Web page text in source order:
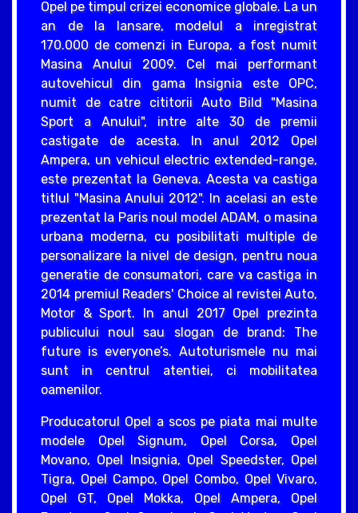
Opel pe timpul crizei economice globale. La un
an de la lansare, modelul a inregistrat
170.000 de comenzi in Europa, a fost numit
Masina Anului 2009. Cel mai performant
autovehicul din gama Insignia este OPC,
numit de catre cititorii Auto Bild "Masina
Sport a Anului", intre alte 30 de premii
castigate de acesta. In anul 2012 Opel
Ampera, un vehicul electric extended-range,
este prezentat la Geneva. Acesta va castiga
titlul "Masina Anului 2012". In acelasi an este
prezentat la Paris noul model ADAM, o masina
urbana moderna, cu posibilitati multiple de
personalizare la nivel de design, pentru noua
generatie de consumatori, care va castiga in
2014 premiul Readers' Choice al revistei Auto,
Motor & Sport. In anul 2017 Opel prezinta
publicului noul sau slogan de brand: The
future is everyone’s. Autoturismele nu mai
sunt in centrul atentiei, ci mobilitatea
oamenilor.
Producatorul Opel a scos pe piata mai multe
modele Opel Signum, Opel Corsa, Opel
Movano, Opel Insignia, Opel Speedster, Opel
Tigra, Opel Campo, Opel Combo, Opel Vivaro,
Opel GT, Opel Mokka, Opel Ampera, Opel